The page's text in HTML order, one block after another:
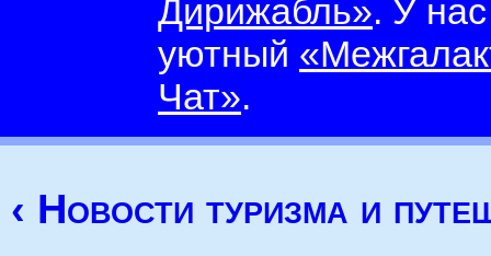
Дирижабль». У
уютный
Чат».
‹ Новости туризма и